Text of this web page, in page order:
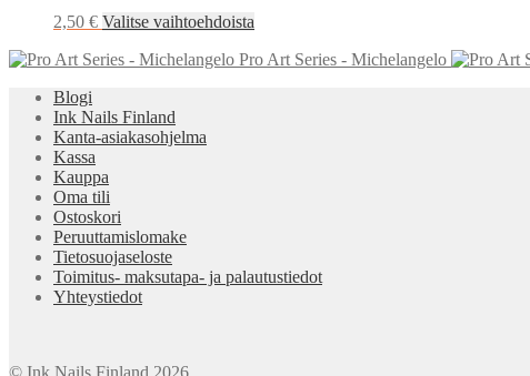
2,50 € Valitse vaihtoehdoista
on
Pro Art Series - Michelangelo
Blogi
Ink Nails Finland
Kanta-asiakasohjelma
Kassa
Kauppa
Oma tili
Ostoskori
Peruuttamislomake
Tietosuojaseloste
Toimitus- maksutapa- ja palautustiedot
Yhteystiedot
© Ink Nails Finland 2026